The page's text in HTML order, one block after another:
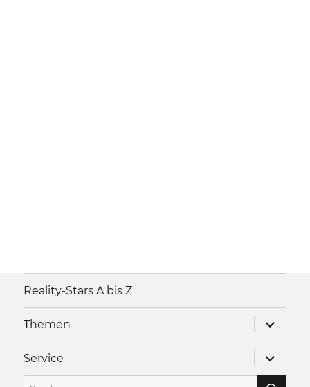
Reality-Stars A bis Z
Themen
anzeigen
Service
anzeigen
Suche